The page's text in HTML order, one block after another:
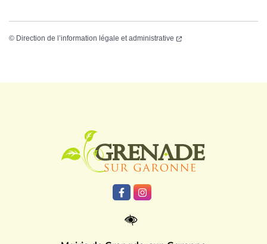
© Direction de l’information légale et administrative
Lien vers le compte Facebook
Lien vers le compte